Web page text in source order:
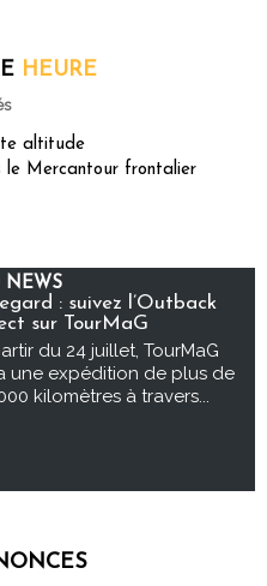
HEURE
altitude
le Mercantour frontalier
NEWS
: suivez l’Outback
sur TourMaG
du 24 juillet, TourMaG
une expédition de plus de
kilomètres à travers...